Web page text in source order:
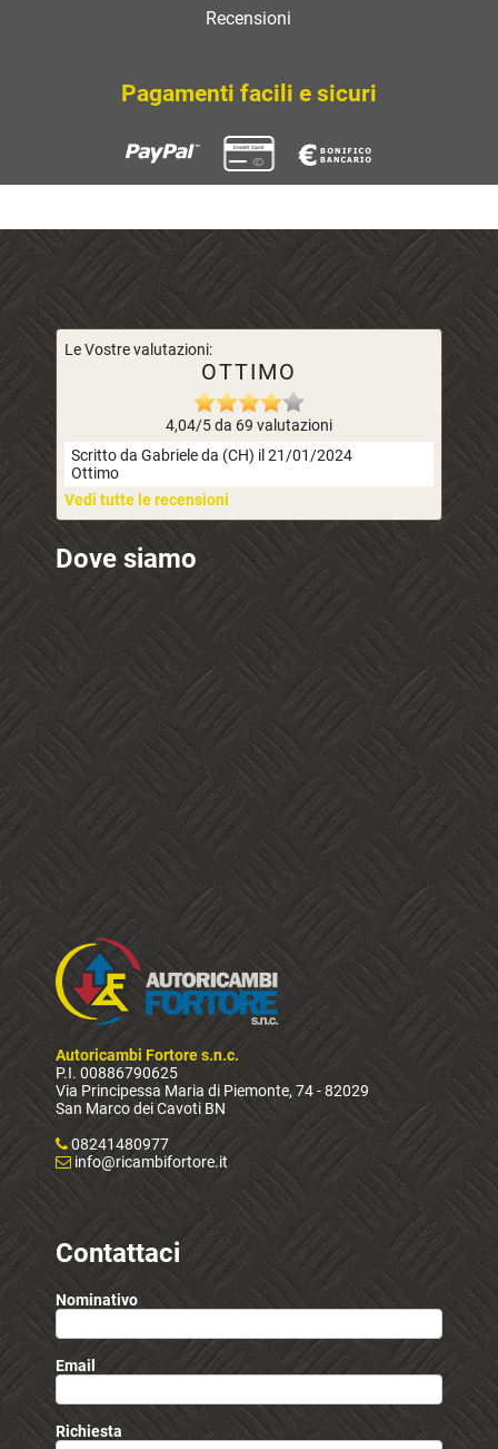
Recensioni
Pagamenti facili e sicuri
Le Vostre valutazioni:
OTTIMO
4,04/5 da 69 valutazioni
Scritto da Gabriele da (CH) il 21/01/2024
Ottimo
Vedi tutte le recensioni
Dove siamo
Autoricambi Fortore s.n.c.
P.I. 00886790625
Via Principessa Maria di Piemonte, 74 - 82029
San Marco dei Cavoti BN
08241480977
info@ricambifortore.it
Contattaci
Nominativo
Email
Richiesta